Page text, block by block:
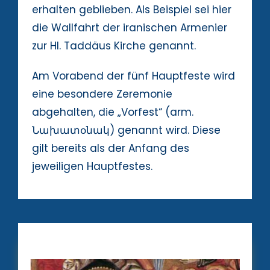
erhalten geblieben. Als Beispiel sei hier
die Wallfahrt der iranischen Armenier
zur Hl. Taddäus Kirche genannt.
Am Vorabend der fünf Hauptfeste wird
eine besondere Zeremonie
abgehalten, die „Vorfest“ (arm.
Նախատօնակ) genannt wird. Diese
gilt bereits als der Anfang des
jeweiligen Hauptfestes.